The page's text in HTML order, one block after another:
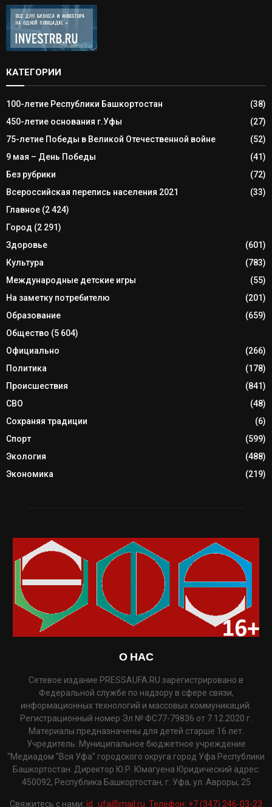
КАТЕГОРИИ
100-летие Республики Башкортостан
(38)
450-летие основания г.Уфы
(27)
75-летие Победы в Великой Отечественной войне
(52)
9 мая – День Победы
(41)
Без рубрики
(72)
Всероссийская перепись населения 2021
(33)
Главное (2 424)
Город (2 291)
Здоровье
(601)
Культура
(783)
Международные детские игры
(55)
На заметку потребителю
(201)
Образование
(659)
Общество (5 604)
Официально
(266)
Политика
(178)
Происшествия
(841)
СВО
(48)
Сохраняя традиции
(6)
Спорт
(599)
Экология
(488)
Экономика
(219)
О НАС
Сетевое издание PRESSAUFA.RU зарегистрировано в
Федеральной службе по надзору в сфере связи,
информационных технологий и массовых коммуникаций.
Регистрационный номер Эл № ФС77-79836 от 7.12.2020 г.
Материалы предназначены для детей старше 16 лет.
Учредитель: Муниципальное бюджетное учреждение
"Медиадом "Вся Уфа" городского округа город Уфа Республики
Башкортостан. Директор Ю.Р. Юмагуена Юридический адрес:
450092, Республика Башкортостан, г. Уфа, ул. Авроры, 25
Свяжитесь с нами: id_ufa@mail.ru. Телефон: +7 (347) 246-03-23